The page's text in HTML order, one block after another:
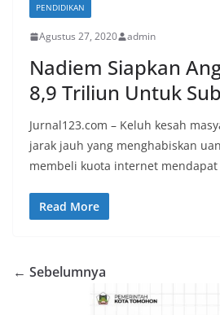
PENDIDIKAN
Agustus 27, 2020 admin
Nadiem Siapkan
8,9 Triliun Untuk
Jurnal123.com – Keluh kesah
jarak jauh yang menghabiskan
membeli kuota internet mendapat
Read More
← Sebelumnya